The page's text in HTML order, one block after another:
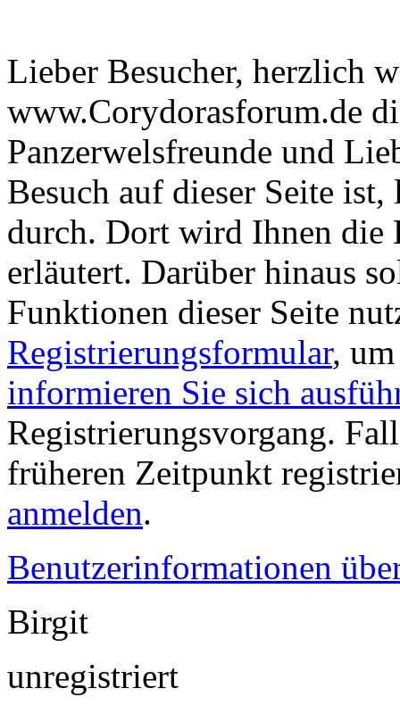
Lieber Besucher, herzlich
www.Corydorasforum.de
Panzerwelsfreunde und
Besuch auf dieser Seite
durch. Dort wird Ihnen die
erläutert. Darüber hinaus
Funktionen dieser Seite
Registrierungsformular,
informieren Sie sich
Registrierungsvorgang.
früheren Zeitpunkt
anmelden.
Benutzerinformationen
Birgit
unregistriert